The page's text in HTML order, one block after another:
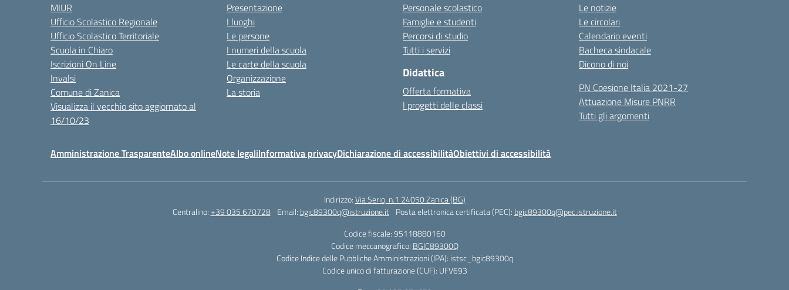
MIUR
Ufficio Scolastico Regionale
Ufficio Scolastico Territoriale
Scuola in Chiaro
Iscrizioni On Line
Invalsi
Comune di Zanica
Visualizza il vecchio sito aggiornato al
16/10/23
Presentazione
I luoghi
Le persone
I numeri della scuola
Le carte della scuola
Organizzazione
La storia
Personale scolastico
Famiglie e studenti
Percorsi di studio
Tutti i servizi
Didattica
Offerta formativa
I progetti delle classi
Le notizie
Le circolari
Calendario eventi
Bacheca sindacale
Dicono di noi
PN Coesione Italia 2021-27
Attuazione Misure PNRR
Tutti gli argomenti
Amministrazione TrasparenteAlbo onlineNote legaliInformativa privacyDichiarazione di accessibilitàObiettivi di accessibilità
Indirizzo:Via Serio, n.1 24050 Zanica (BG)
Centralino:+39 035 670728 Email: bgic89300q@istruzione.it Posta elettronica certificata (PEC): bgic89300q@pec.istruzione.it
Codice fiscale: 95118880160
Codice meccanografico: BGIC89300Q
Codice Indice delle Pubbliche Amministrazioni (IPA): istsc_bgic89300q
Codice unico di fatturazione (CUF): UFV693